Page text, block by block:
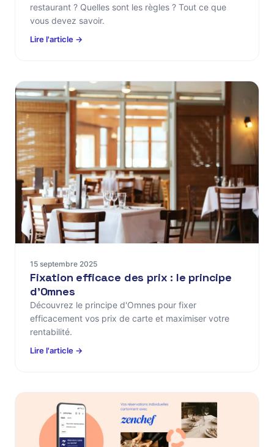
restaurant ? Quelles sont les règles ? Tout ce que
vous devez savoir.
Lire l'article →
15 septembre 2025
Fixation efficace des prix : le principe
d'Omnes
Découvrez le principe d'Omnes pour fixer
efficacement vos prix de carte et maximiser votre
rentabilité.
Lire l'article →